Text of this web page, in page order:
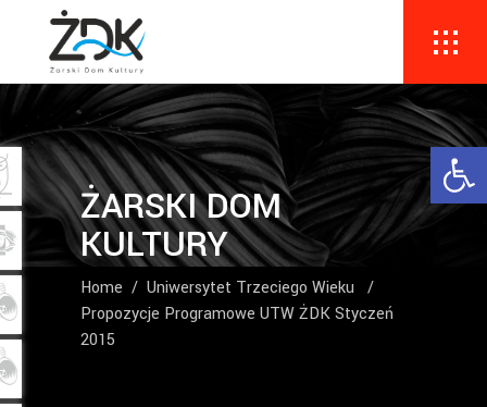
ŻARSKI DOM
KULTURY
Home / Uniwersytet Trzeciego Wieku
/
Propozycje Programowe UTW ŻDK Styczeń
2015